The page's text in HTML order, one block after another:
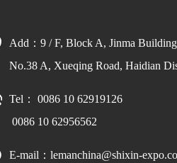
Add：9 / F, Block A, Jinma
No.38 A, Xueqing Road, Haidian
Tel： 0086 10 62919126
0086 10 62956562
E-mail：lemanchina@shixin-